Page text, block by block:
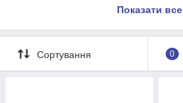
Показати все
Сортування 0